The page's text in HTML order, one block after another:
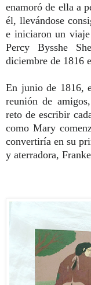
enamoró de ella a
él, llevándose
e iniciaron un
Percy Bysshe
diciembre de 1816
En junio de 1816,
reunión de
reto de escribir
como Mary
convertiría en su
y aterradora,